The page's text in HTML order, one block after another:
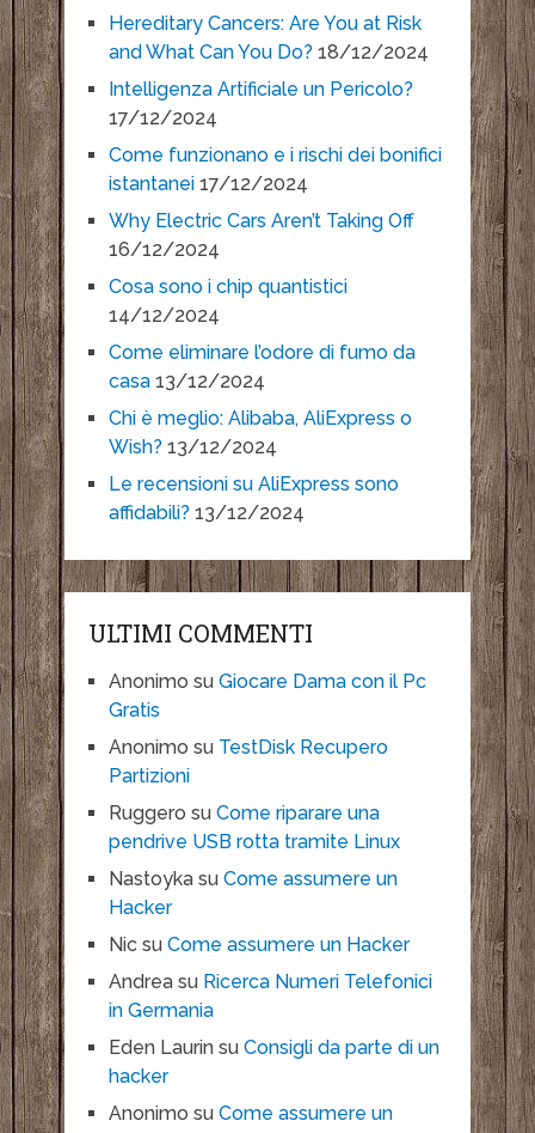
Hereditary Cancers: Are You at Risk
and What Can You Do? 18/12/2024
Intelligenza Artificiale un Pericolo?
17/12/2024
Come funzionano e i rischi dei bonifici
istantanei 17/12/2024
Why Electric Cars Aren’t Taking Off
16/12/2024
Cosa sono i chip quantistici
14/12/2024
Come eliminare l’odore di fumo da
casa 13/12/2024
Chi è meglio: Alibaba, AliExpress o
Wish? 13/12/2024
Le recensioni su AliExpress sono
affidabili? 13/12/2024
ULTIMI COMMENTI
Anonimo su Giocare Dama con il Pc
Gratis
Anonimo su TestDisk Recupero
Partizioni
Ruggero su Come riparare una
pendrive USB rotta tramite Linux
Nastoykasu Come assumere un
Hacker
Nicsu Come assumere un Hacker
Andreasu Ricerca Numeri Telefonici
in Germania
Eden Laurinsu Consigli da parte di un
hacker
Anonimo su Come assumere un